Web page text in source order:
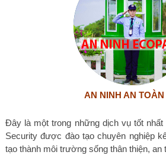
AN NINH AN TOÀN
Đây là một trong những dịch vụ tốt
Security được đào tạo chuyên nghiệp
tạo thành môi trường sống thân thiện, an